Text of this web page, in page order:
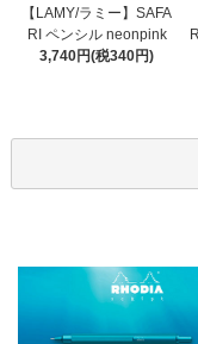
【LAMY/ラミー】SAFA
RI ペンシル neonpink
3,740円(税340円)